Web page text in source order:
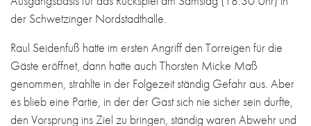
der Schwetzinger Nordstadthalle.
Raul Seidenfuß hatte im ersten Angriff den Torreigen für die
Gäste eröffnet, dann hatte auch Thorsten Micke Maß
genommen, strahlte in der Folgezeit ständig Gefahr aus. Aber
es blieb eine Partie, in der der Gast sich nie sicher sein durfte,
den Vorsprung ins Ziel zu bringen, ständig waren Abwehr und